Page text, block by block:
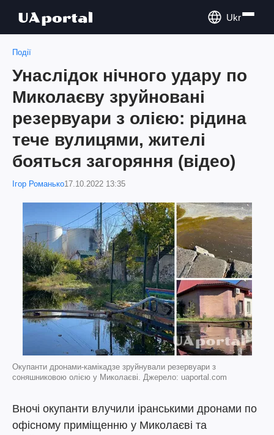
Ukr
Події
Унаслідок нічного удару по
Миколаєву зруйновані
резервуари з олією: рідина
тече вулицями, жителі
бояться загоряння (відео)
Ігор Романько17.10.2022 13:35
Окупанти дронами-камікадзе зруйнували резервуари з
соняшниковою олією у Миколаєві. Джерело: uaportal.com
Вночі окупанти влучили іранськими дронами по
офісному приміщенню у Миколаєві та